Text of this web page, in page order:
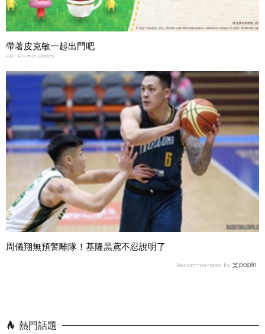
帶著皮克敏一起出門吧
PR・Pikmin Bloom
周儀翔無預警離隊！基隆黑鳶不忍說明了
Recommended by
熱門話題